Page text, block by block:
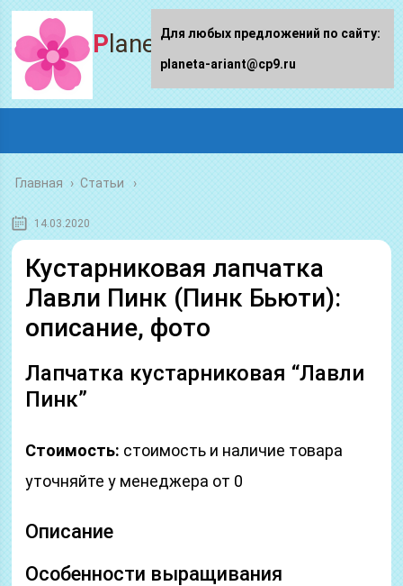
Planeta-ariant
Главная › Статьи
14.03.2020
Кустарниковая лапчатка
Лавли Пинк (Пинк Бьюти):
описание, фото
Лапчатка кустарниковая “Лавли
Пинк”
Стоимость: стоимость и наличие товара
уточняйте у менеджера от 0
Описание
Особенности выращивания
Для любых предложений по сайту:
planeta-ariant@cp9.ru